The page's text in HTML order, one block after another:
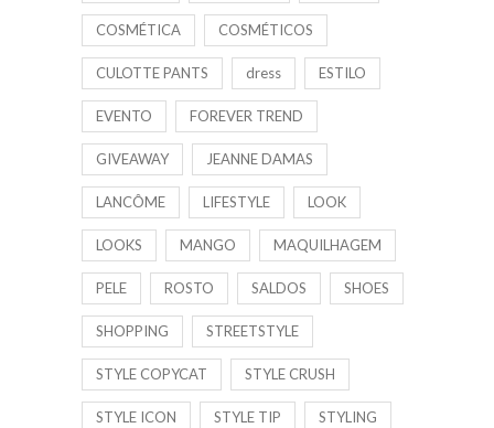
COSMÉTICA COSMÉTICOS
CULOTTE PANTS dress ESTILO
EVENTO FOREVER TREND
GIVEAWAY JEANNE DAMAS
LANCÔME LIFESTYLE LOOK
LOOKS MANGO MAQUILHAGEM
PELE ROSTO SALDOS SHOES
SHOPPING STREETSTYLE
STYLE COPYCAT STYLE CRUSH
STYLE ICON STYLE TIP STYLING